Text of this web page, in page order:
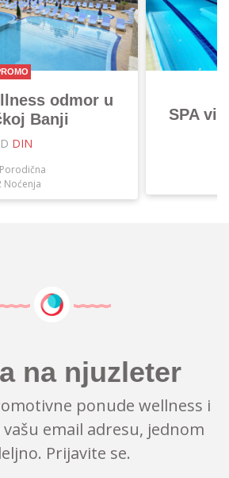
odmor u
Banji
DIN
Porodična
Noćenja
SPA
na njuzleter
ponude wellness i
email adresu, jednom
Prijavite se.